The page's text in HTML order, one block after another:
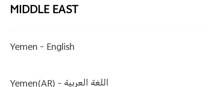
MIDDLE EAST
Yemen - English